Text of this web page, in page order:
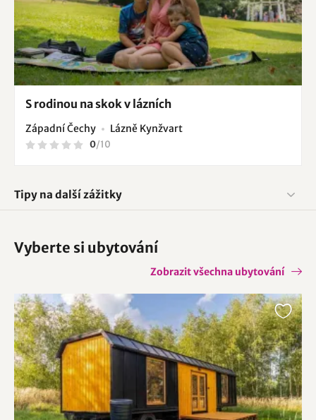
S rodinou na skok v lázních
Západní Čechy Lázně Kynžvart
0/10
Tipy na další zážitky
Vyberte si ubytování
Zobrazit všechna ubytování